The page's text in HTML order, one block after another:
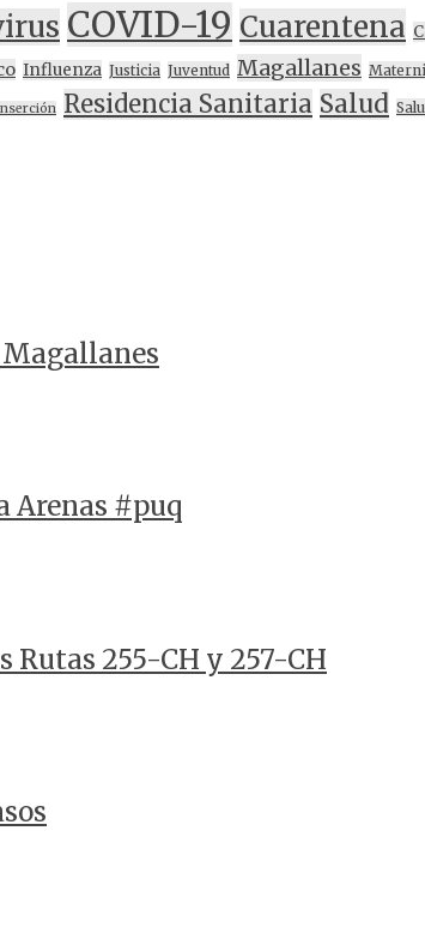
COVID-19 Cuarentena
Influenza Justicia Juventud Magallanes
Residencia Sanitaria Salud
Arenas #puq
255-CH y 257-CH